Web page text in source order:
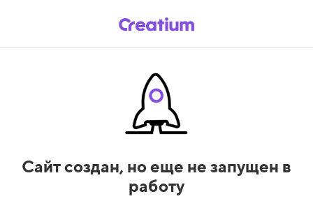
Сайт создан, но еще не запущен в
работу